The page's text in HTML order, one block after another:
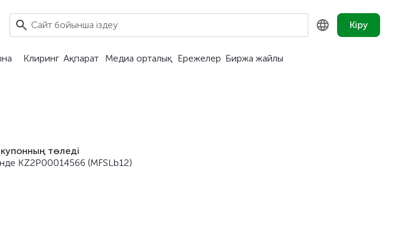
Кіру
Клиринг Ақпарат Медиа орталық Ережелер Биржа жайлы
төледi
KZ2P00014566 (MFSLb12)